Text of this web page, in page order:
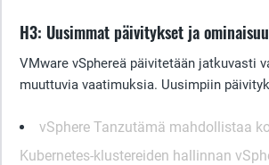
H3: Uusimmat päivitykset ja
VMware vSphereä päivitetään jatkuvasti
muuttuvia vaatimuksia. Uusimpiin
vSphere Tanzutämä mahdollistaa
Kubernetes-klustereiden hallinnan